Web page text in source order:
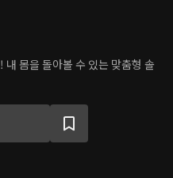
몸을 돌아볼 수 있는 맞춤형 솔